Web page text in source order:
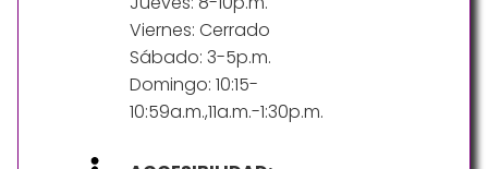
Viernes: Cerrado
Sábado: 3-5p.m.
Domingo: 10:15-
10:59a.m.,11a.m.-1:30p.m.